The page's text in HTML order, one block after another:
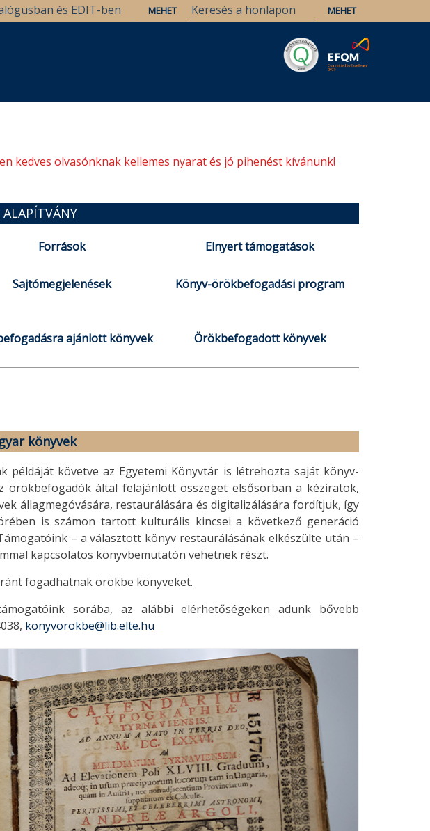
kedves olvasónknak kellemes nyarat és jó pihenést kívánunk!
ALAPÍTVÁNY
Források Elnyert támogatások
Sajtómegjelenések Könyv-örökbefogadási program
ajánlott könyvek Örökbefogadott könyvek
könyvek
példáját követve az Egyetemi Könyvtár is létrehozta saját könyv-
örökbefogadók által felajánlott összeget elsősorban a kéziratok,
állagmegóvására, restaurálására és digitalizálására fordítjuk, így
is számon tartott kulturális kincsei a következő generáció
– a választott könyv restaurálásának elkészülte után –
kapcsolatos könyvbemutatón vehetnek részt.
fogadhatnak örökbe könyveket.
sorába, az alábbi elérhetőségeken adunk bővebb
konyvorokbe@lib.elte.hu